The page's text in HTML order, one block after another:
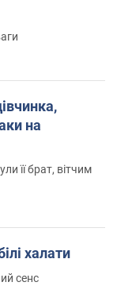
на
її брат, вітчим
халати
сенс